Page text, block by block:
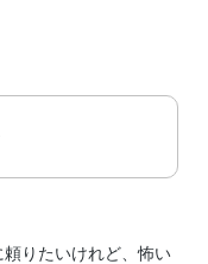
りたいけれど、怖い